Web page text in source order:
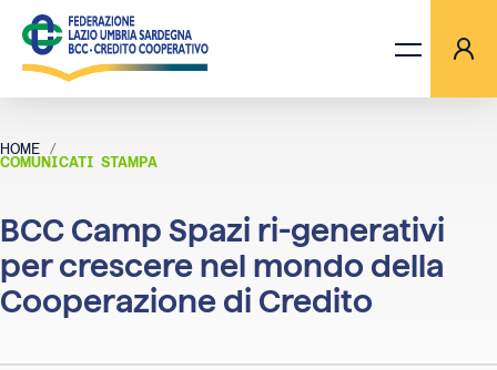
LA FEDERAZIONE
BANCHE
PROGETTI
HOME
COMUNICATI STAMPA
BCC CAMP SPAZI RI-GENERATIVI PER CRESCERE NEL MONDO
BCC Camp Spazi ri-generativi
per crescere nel mondo della
Cooperazione di Credito